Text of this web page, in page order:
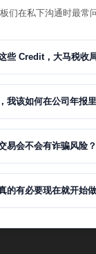
们在私下沟通时最常
些 Credit，大马税收
我该如何在公司年报
易会不会有诈骗风险？
的有必要现在就开始